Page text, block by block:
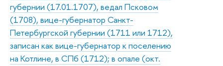
губернии (17.01.1707), ведал Псковом
(1708), вице-губернатор Санкт-
Петербургской губернии (1711 или 1712),
записан как вице-губернатор к поселению
на Котлине, в СПб (1712); в опале (окт.